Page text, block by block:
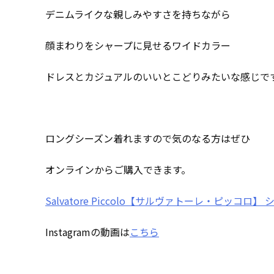
デニムライクな親しみやすさを持ちながら
顔まわりをシャープに見せるワイドカラー
ドレスとカジュアルのいいとこどりみたいな感じで
ロングシーズン着れますので気のなる方はぜひ
オンラインからご購入できます。
Salvatore Piccolo【サルヴァトーレ・ピッコロ】
Instagramの動画はこちら